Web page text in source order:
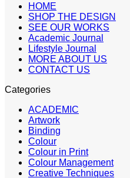
HOME
SHOP THE DESIGN
SEE OUR WORKS
Academic Journal
Lifestyle Journal
MORE ABOUT US
CONTACT US
Categories
ACADEMIC
Artwork
Binding
Colour
Colour in Print
Colour Management
Creative Techniques